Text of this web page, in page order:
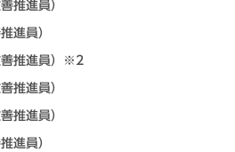
推進員）
進員）
善推進員）※2
推進員）
推進員）
進員）